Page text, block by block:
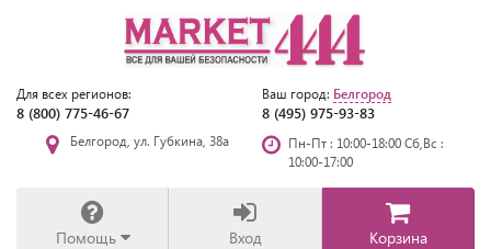
Для всех регионов:
8 (800) 775-46-67
Ваш город: Белгород
8 (495) 975-93-83
Белгород, ул. Губкина, 38а
Пн-Пт : 10:00-18:00 Сб,Вс :
10:00-17:00
Помощь Вход Корзина